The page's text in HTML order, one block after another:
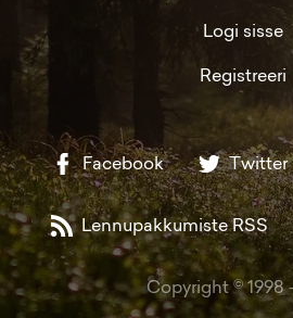
Logi sisse
Registreeri
Facebook Twitter
Lennupakkumiste RSS
Copyright © 1998